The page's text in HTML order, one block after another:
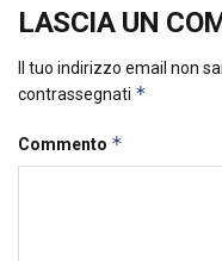
LASCIA UN
Il tuo indirizzo email non
contrassegnati *
Commento *